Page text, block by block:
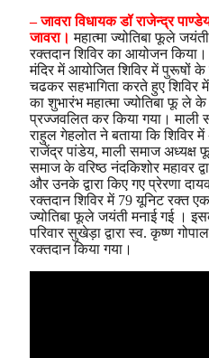
– जावरा विधायक डॉ राजेन्द्र
जावरा। महात्मा ज्योतिबा फूले
रक्तदान शिविर का आयोजन किया।
मंदिर में आयोजित शिविर में पुरूषों
चढकर सहभागिता करते हुए शिविर
का शुभारंभ महात्मा ज्योतिबा फू ले के
प्रज्जवलित कर किया गया। माली
राहुल गेहलोत ने बताया कि शिविर
राजेंद्र पांडेय, माली समाज
समाज के वरिष्ठ नंदकिशोर महावर
और उनके द्वारा किए गए प्रेरणा
रक्तदान शिविर में 79 यूनिट रक्त
ज्योतिबा फूले जयंती मनाई गई ।
परिवार सुखेड़ा द्वारा स्व. कृष्ण
रक्तदान किया गया।